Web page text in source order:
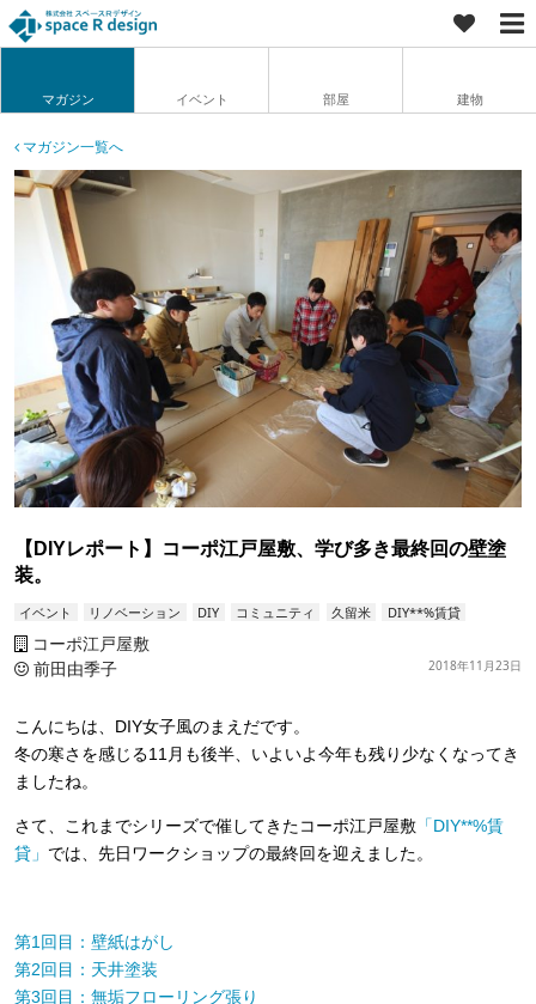
マガジン イベント 部屋 建物
マガジン一覧へ
【DIYレポート】コーポ江戸屋敷、学び多き最終回の壁塗
装。
イベント リノベーション DIY コミュニティ 久留米 DIY**%賃貸
コーポ江戸屋敷
前田由季子
2018年11月23日
こんにちは、DIY女子風のまえだです。
冬の寒さを感じる11月も後半、いよいよ今年も残り少なくなってき
ましたね。
さて、これまでシリーズで催してきたコーポ江戸屋敷 「DIY**%賃
貸」 では、先日ワークショップの最終回を迎えました。
第1回目：壁紙はがし
第2回目：天井塗装
第3回目：無垢フローリング張り